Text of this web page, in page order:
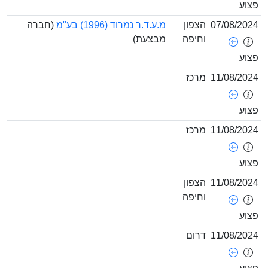
07/08/ הצפון
וחיפה
מ.ע.ד.ר נמרוד (1996) בע"מ
(חברה
מבצעת)
11/08/ מרכז
11/08/ מרכז
11/08/ הצפון
וחיפה
11/08/ דרום